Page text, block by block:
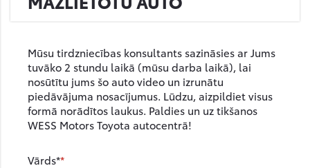
Mūsu tirdzniecības konsultants sazināsies ar Jums
tuvāko 2 stundu laikā (mūsu darba laikā), lai
nosūtītu jums šo auto video un izrunātu
piedāvājuma nosacījumus. Lūdzu, aizpildiet visus
formā norādītos laukus. Paldies un uz tikšanos
WESS Motors Toyota autocentrā!
Vārds*